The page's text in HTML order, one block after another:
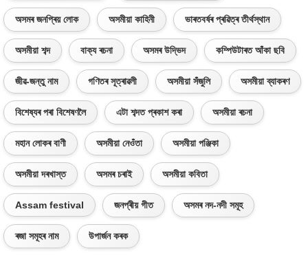
অসমৰ জনপ্ৰিয় লোক অসমীয়া কাহিনী ভাৰতবৰ্ষৰ প্ৰৱিত্ৰ তীৰ্থস্থান
অসমীয়া শব্দ বাক্য ৰচনা অসমৰ উদ্ভিদ কম্পিউটাৰত আঁকা ছবি
জীৱ-জন্তু নাম গণিতৰ সূত্ৰাৱলী অসমীয়া সঁজুলি অসমীয়া ব্যাকৰণ
বিশেষ্যৰ পৰা বিশেষণলৈ এটা শব্দত প্ৰকাশ কৰা অসমীয়া ৰচনা
মহান লোকৰ বাণী অসমীয়া নেওঁতা অসমীয়া পঞ্জিকা
অসমীয়া দৰখাস্ত অসমৰ চৰাই অসমীয়া কবিতা
Assam festival জনপ্ৰীয় গীত অসমৰ নদ-নদী সমূহ
ৰজা সমূহৰ নাম উপাৰ্জন কৰক